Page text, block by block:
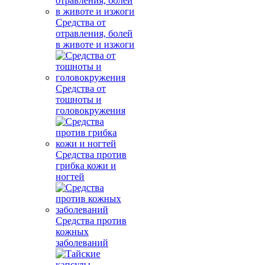
Средства от
отравления, болей
в животе и изжоги
Средства от
тошноты и
головокружения
Средства против
грибка кожи и
ногтей
Средства против
кожных
заболеваний